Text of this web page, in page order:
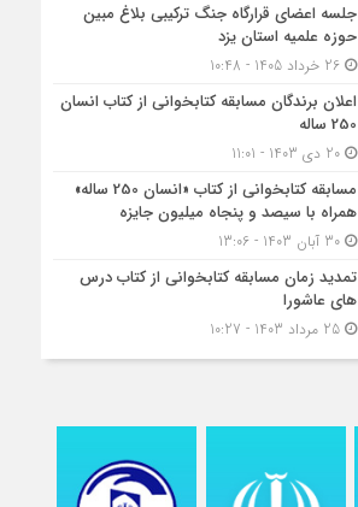
جلسه اعضای قرارگاه جنگ ترکیبی بلاغ مبین
حوزه علمیه استان یزد
26 خرداد 1405 - 10:48
اعلان برندگان مسابقه کتابخوانی از کتاب انسان
250 ساله
20 دی 1403 - 11:01
مسابقه کتاب‎خوانی از کتاب «انسان 250 ساله»
همراه با سیصد و پنجاه میلیون جایزه
30 آبان 1403 - 13:06
تمدید زمان مسابقه کتابخوانی از کتاب درس
های عاشورا
25 مرداد 1403 - 10:27